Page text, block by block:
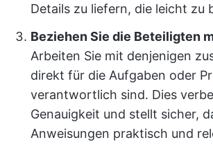
Details zu liefern, die leicht zu
Beziehen Sie die Beteiligten
Arbeiten Sie mit denjenigen
direkt für die Aufgaben oder
verantwortlich sind. Dies
Genauigkeit und stellt sicher,
Anweisungen praktisch und